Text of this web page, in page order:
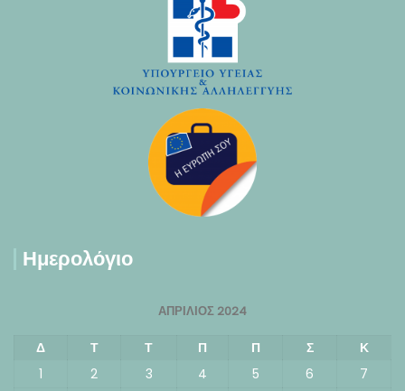
Ημερολόγιο
ΑΠΡΊΛΙΟΣ 2024
Δ Τ Τ Π Π Σ
Κ
1
2 3 4 5 6
7